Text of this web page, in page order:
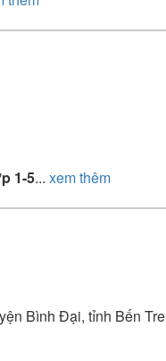
1-5...xem thêm
Bình Đại, tỉnh Bến Tre